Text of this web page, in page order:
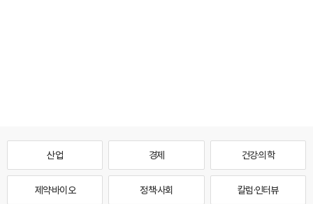
산업 경제 건강·의학
제약·바이오 정책·사회 칼럼·인터뷰